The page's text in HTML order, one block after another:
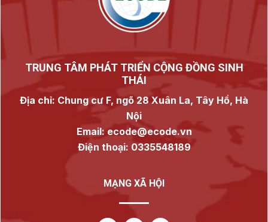
TRUNG TÂM PHÁT TRIỂN CỘNG ĐỒNG SINH
THÁI
Địa chỉ: Chung cư F, ngõ 28 Xuân La, Tây Hồ, Hà
Nội
Email: ecode@ecode.vn
Điện thoại: 0335548189
MẠNG XÃ HỘI